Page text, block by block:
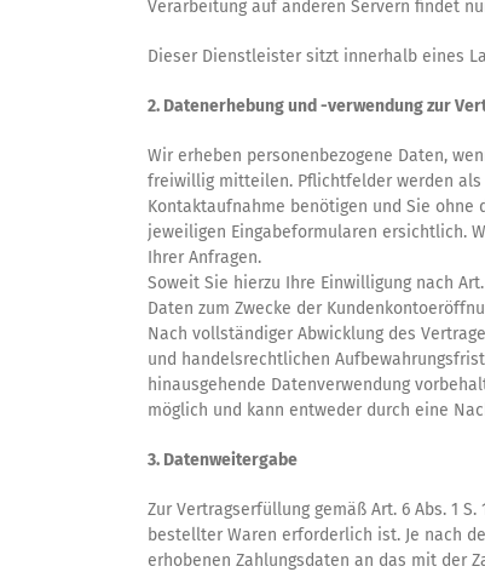
Verarbeitung auf anderen Servern findet
Dieser Dienstleister sitzt innerhalb eines
2. Datenerhebung und -verwendung zur
Wir erheben personenbezogene Daten,
freiwillig mitteilen. Pflichtfelder werden als
Kontaktaufnahme benötigen und Sie ohne
jeweiligen Eingabeformularen ersichtlich.
Ihrer Anfragen.
Soweit Sie hierzu Ihre Einwilligung nach
Daten zum Zwecke der
Nach vollständiger Abwicklung des
und handelsrechtlichen
hinausgehende Datenverwendung
möglich und kann entweder durch eine
3. Datenweitergabe
Zur Vertragserfüllung gemäß Art. 6 Abs. 1
bestellter Waren erforderlich ist. Je nach
erhobenen Zahlungsdaten an das mit der